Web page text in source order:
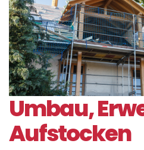
Umbau,
Aufstocken